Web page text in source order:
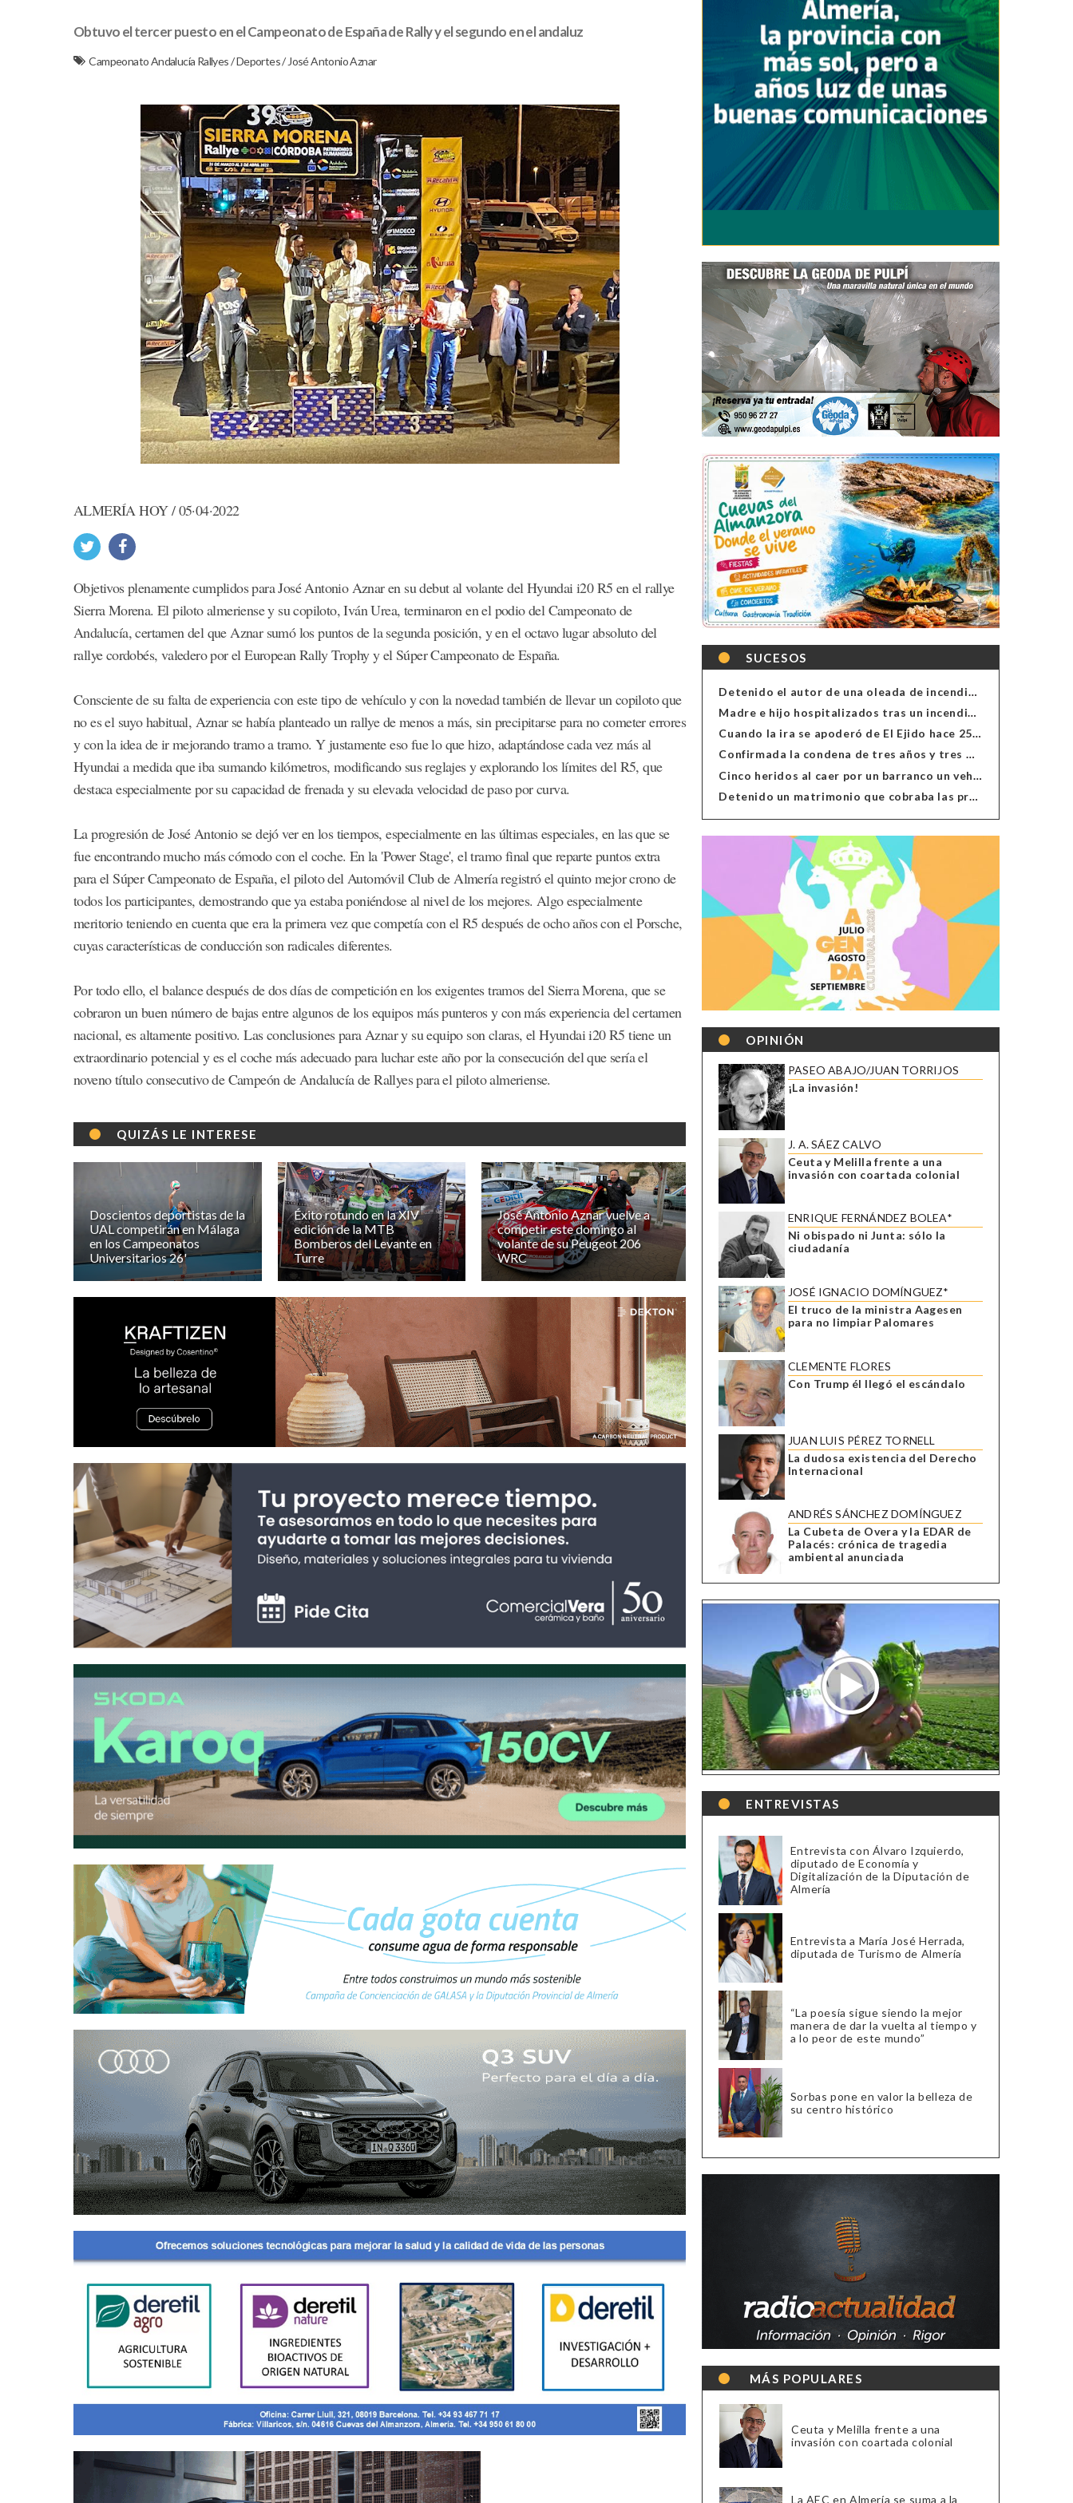
Obtuvo el tercer puesto en el Campeonato de España de Rally y el segundo en el andaluz
Campeonato Andalucía Rallyes/Deportes/ José Antonio Aznar
ALMERÍA HOY / 05·04·2022
Objetivos plenamente cumplidos para José Antonio Aznar en su debut al volante del Hyundai i20 R5 en el rallye
Sierra Morena. El piloto almeriense y su copiloto, Iván Urea, terminaron en el podio del Campeonato de
Andalucía, certamen del que Aznar sumó los puntos de la segunda posición, y en el octavo lugar absoluto del
rallye cordobés, valedero por el European Rally Trophy y el Súper Campeonato de España.
Consciente de su falta de experiencia con este tipo de vehículo y con la novedad también de llevar un copiloto que
no es el suyo habitual, Aznar se había planteado un rallye de menos a más, sin precipitarse para no cometer errores
y con la idea de ir mejorando tramo a tramo. Y justamente eso fue lo que hizo, adaptándose cada vez más al
Hyundai a medida que iba sumando kilómetros, modificando sus reglajes y explorando los límites del R5, que
destaca especialmente por su capacidad de frenada y su elevada velocidad de paso por curva.
La progresión de José Antonio se dejó ver en los tiempos, especialmente en las últimas especiales, en las que se
fue encontrando mucho más cómodo con el coche. En la 'Power Stage', el tramo final que reparte puntos extra
para el Súper Campeonato de España, el piloto del Automóvil Club de Almería registró el quinto mejor crono de
todos los participantes, demostrando que ya estaba poniéndose al nivel de los mejores. Algo especialmente
meritorio teniendo en cuenta que era la primera vez que competía con el R5 después de ocho años con el Porsche,
cuyas características de conducción son radicales diferentes.
Por todo ello, el balance después de dos días de competición en los exigentes tramos del Sierra Morena, que se
cobraron un buen número de bajas entre algunos de los equipos más punteros y con más experiencia del certamen
nacional, es altamente positivo. Las conclusiones para Aznar y su equipo son claras, el Hyundai i20 R5 tiene un
extraordinario potencial y es el coche más adecuado para luchar este año por la consecución del que sería el
noveno título consecutivo de Campeón de Andalucía de Rallyes para el piloto almeriense.
QUIZÁS LE INTERESE
Doscientos deportistas de la
UAL competirán en Málaga
en los Campeonatos
Universitarios 26'
Éxito rotundo en la XIV
edición de la MTB
Bomberos del Levante en
Turre
José Antonio Aznar vuelve a
competir este domingo al
volante de su Peugeot 206
WRC
SUCESOS
Detenido el autor de una oleada de incendios de contenedores en Almería
Madre e hijo hospitalizados tras un incendio en la cocina de una vivienda en Almería
Cuando la ira se apoderó de El Ejido hace 25 años
Confirmada la condena de tres años y tres meses al hombre de Antas acusado de xenofobia
Cinco heridos al caer por un barranco un vehículo en Alcolea
Detenido un matrimonio que cobraba las prestaciones de ilegales en Almería, Granada, Málaga, Huelva y Murcia
OPINIÓN
PASEO ABAJO/JUAN TORRIJOS
¡La invasión!
J. A. SÁEZ CALVO
Ceuta y Melilla frente a una
invasión con coartada colonial
ENRIQUE FERNÁNDEZ BOLEA*
Ni obispado ni Junta: sólo la
ciudadanía
JOSÉ IGNACIO DOMÍNGUEZ*
El truco de la ministra Aagesen
para no limpiar Palomares
CLEMENTE FLORES
Con Trump él llegó el escándalo
JUAN LUIS PÉREZ TORNELL
La dudosa existencia del Derecho
Internacional
ANDRÉS SÁNCHEZ DOMÍNGUEZ
La Cubeta de Overa y la EDAR de
Palacés: crónica de tragedia
ambiental anunciada
ENTREVISTAS
Entrevista con Álvaro Izquierdo,
diputado de Economía y
Digitalización de la Diputación de
Almería
Entrevista a María José Herrada,
diputada de Turismo de Almería
“La poesía sigue siendo la mejor
manera de dar la vuelta al tiempo y
a lo peor de este mundo”
Sorbas pone en valor la belleza de
su centro histórico
MÁS POPULARES
Ceuta y Melilla frente a una
invasión con coartada colonial
La AEC en Almería se suma a la